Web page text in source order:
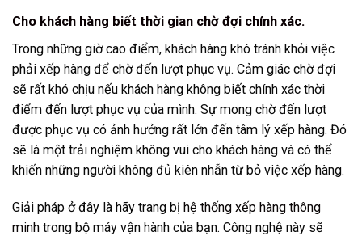
Cho khách hàng biết thời gian chờ đợi chính xác.
Trong những giờ cao điểm, khách hàng khó tránh khỏi việc
phải xếp hàng để chờ đến lượt phục vụ. Cảm giác chờ đợi
sẽ rất khó chịu nếu khách hàng không biết chính xác thời
điểm đến lượt phục vụ của mình. Sự mong chờ đến lượt
được phục vụ có ảnh hưởng rất lớn đến tâm lý xếp hàng. Đó
sẽ là một trải nghiệm không vui cho khách hàng và có thể
khiến những người không đủ kiên nhẫn từ bỏ việc xếp hàng.
Giải pháp ở đây là hãy trang bị hệ thống xếp hàng thông
minh trong bộ máy vận hành của bạn. Công nghệ này sẽ